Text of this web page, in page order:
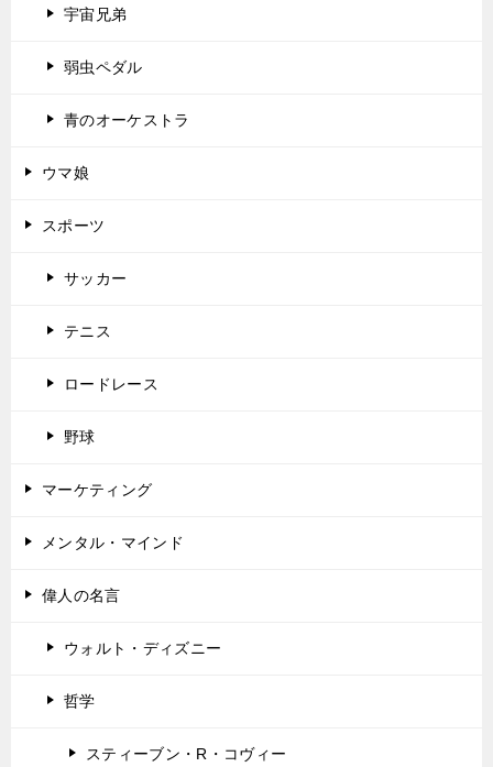
宇宙兄弟
弱虫ペダル
青のオーケストラ
ウマ娘
スポーツ
サッカー
テニス
ロードレース
野球
マーケティング
メンタル・マインド
偉人の名言
ウォルト・ディズニー
哲学
スティーブン・R・コヴィー